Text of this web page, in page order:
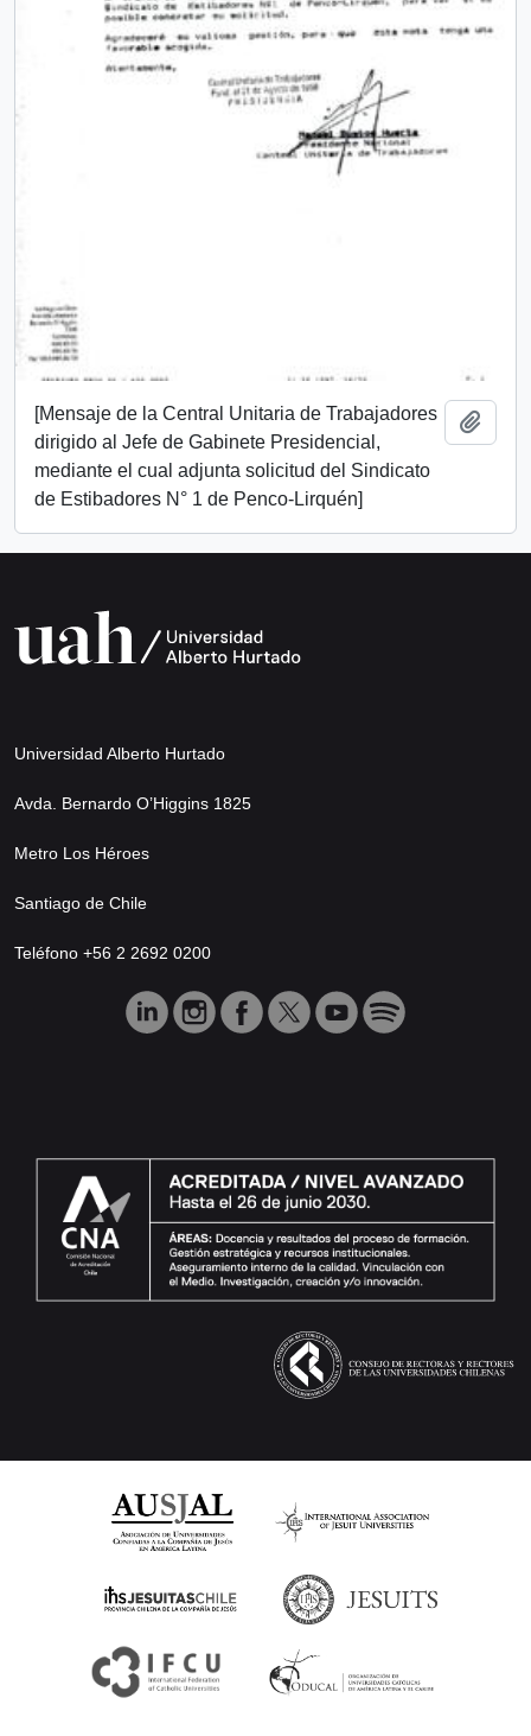
[Mensaje de la Central Unitaria de Trabajadores
dirigido al Jefe de Gabinete Presidencial,
mediante el cual adjunta solicitud del Sindicato
de Estibadores N° 1 de Penco-Lirquén]
Universidad Alberto Hurtado
Avda. Bernardo O’Higgins 1825
Metro Los Héroes
Santiago de Chile
Teléfono +56 2 2692 0200